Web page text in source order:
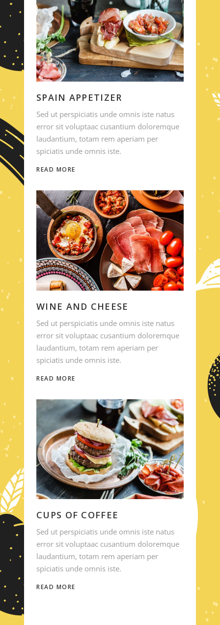
SPAIN APPETIZER
Sed ut perspiciatis unde omnis iste natus
error sit voluptaac cusantium doloremque
laudantium, totam rem aperiam per
spiciatis unde omnis iste.
READ MORE
WINE AND CHEESE
Sed ut perspiciatis unde omnis iste natus
error sit voluptaac cusantium doloremque
laudantium, totam rem aperiam per
spiciatis unde omnis iste.
READ MORE
CUPS OF COFFEE
Sed ut perspiciatis unde omnis iste natus
error sit voluptaac cusantium doloremque
laudantium, totam rem aperiam per
spiciatis unde omnis iste.
READ MORE